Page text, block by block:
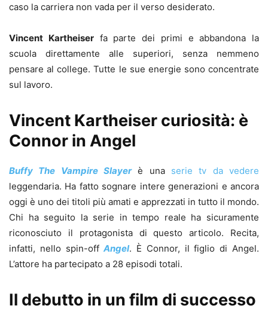
caso la carriera non vada per il verso desiderato.
Vincent Kartheiserfa parte dei primi e abbandona la
scuola direttamente alle superiori, senza nemmeno
pensare al college. Tutte le sue energie sono concentrate
sul lavoro.
Vincent Kartheiser curiosità: è
Connor in Angel
Buffy The Vampire Slayerè una serie tv da vedere
leggendaria. Ha fatto sognare intere generazioni e ancora
oggi è uno dei titoli più amati e apprezzati in tutto il mondo.
Chi ha seguito la serie in tempo reale ha sicuramente
riconosciuto il protagonista di questo articolo. Recita,
infatti, nello spin-offAngel. È Connor, il figlio di Angel.
L’attore ha partecipato a 28 episodi totali.
Il debutto in un film di successo